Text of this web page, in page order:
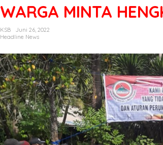
WARGA MINTA
KSB
Juni 26, 2022
Headline News